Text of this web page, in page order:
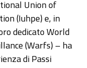
Union of
(Iuhpe) e, in
dedicato World
(Warfs) – ha
di Passi